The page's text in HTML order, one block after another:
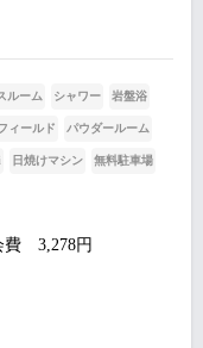
ルーム シャワー 岩盤浴
ィールド パウダールーム
日焼けマシン 無料駐車場
費 3,278円